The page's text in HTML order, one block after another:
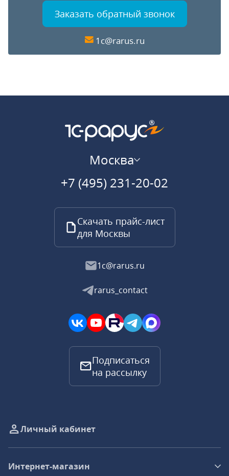
Заказать обратный звонок
1c@rarus.ru
Москва
+7 (495) 231-20-02
Скачать прайс-лист
для Москвы
1c@rarus.ru
rarus_contact
Подписаться
на рассылку
Личный кабинет
Интернет-магазин